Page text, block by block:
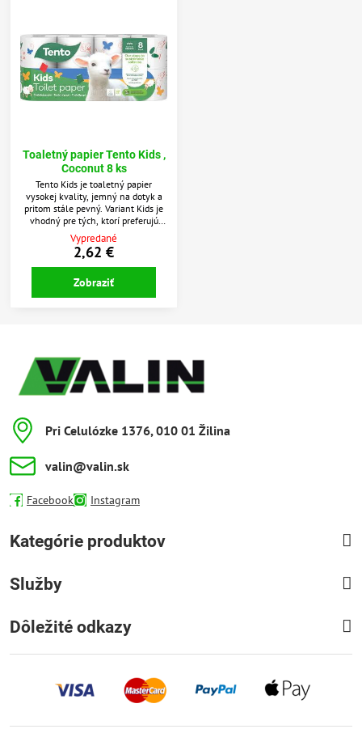
Toaletný papier Tento Kids ,
Coconut 8 ks
Tento Kids je toaletný papier
vysokej kvality, jemný na dotyk a
pritom stále pevný. Variant Kids je
vhodný pre tých, ktorí preferujú
čisto biely papier bez akejkoľvek
pridanej vône.Každé dieťa potešia
veselé obrázky s ovečkou na obale
aj papieri. 100% celulóza Detský
motív ovečiek Jemný a pevný papier
Vypredané
2,62 €
Zobraziť
Pri Celulózke 1376, 010 01 Žilina
valin​@valin​.sk
Facebook Instagram
Kategórie produktov
Služby
Dôležité odkazy